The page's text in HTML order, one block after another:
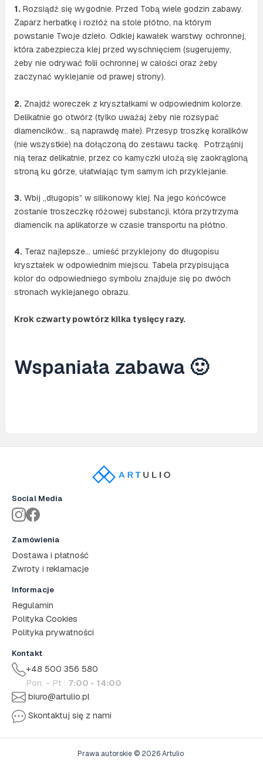
1.Rozsiądź się wygodnie. Przed Tobą wiele godzin zabawy.
Zaparz herbatkę i rozłóż na stole płótno, na którym
powstanie Twoje dzieło. Odklej kawałek warstwy ochronnej,
która zabezpiecza klej przed wyschnięciem (sugerujemy,
żeby nie odrywać folii ochronnej w całości oraz żeby
zaczynać wyklejanie od prawej strony).
2.Znajdź woreczek z kryształkami w odpowiednim kolorze.
Delikatnie go otwórz (tylko uważaj żeby nie rozsypać
diamencików… są naprawdę małe). Przesyp troszkę koralików
(nie wszystkie) na dołączoną do zestawu tackę. Potrząśnij
nią teraz delikatnie, przez co kamyczki ułożą się zaokrągloną
stroną ku górze, ułatwiając tym samym ich przyklejanie.
3.Wbij „długopis” w silikonowy klej. Na jego końcówce
zostanie troszeczkę różowej substancji, która przytrzyma
diamencik na aplikatorze w czasie transportu na płótno.
4.Teraz najlepsze… umieść przyklejony do długopisu
kryształek w odpowiednim miejscu. Tabela przypisująca
kolor do odpowiedniego symbolu znajduje się po dwóch
stronach wyklejanego obrazu.
Krok czwarty powtórz kilka tysięcy razy.
Wspaniała zabawa 🙂
Zamówienia
Dostawa i płatność
Zwroty i reklamacje
Informacje
Regulamin
Polityka Cookies
Polityka prywatności
Kontakt
+48 500 356 580
Pon. - Pt.: 7:00 - 14:00
biuro@artulio.pl
Skontaktuj się z nami
Social Media
Prawa autorskie © 2026 Artulio